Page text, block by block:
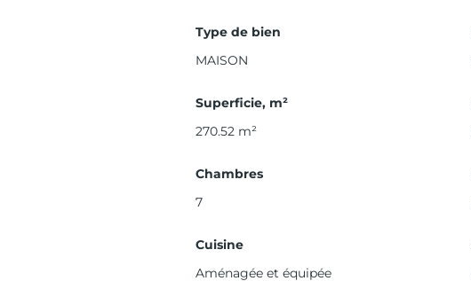
Type de bien
MAISON
Superficie, m²
270.52 m²
Chambres
7
Cuisine
Aménagée et équipée